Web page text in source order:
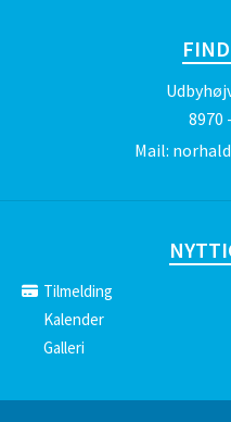
8970
Mail:
Tilmelding
Kalender
Galleri